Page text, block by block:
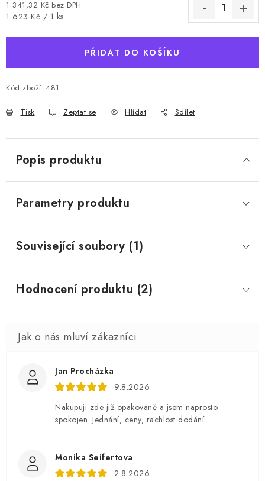
1 341,32 Kč bez DPH
Měrná cena:
1 623 Kč / 1 ks
PŘIDAT DO KOŠÍKU
Kód zboží: 481
Tisk Zeptat se Hlídat Sdílet
Popis produktu
Parametry produktu
Související soubory (1)
Hodnocení produktu (2)
Jan Procházka
9.8.2026
Nakupuji zde již opakovaně a jsem naprosto
spokojen. Jednání, ceny, rachlost dodání.
Monika Seifertova
2.8.2026